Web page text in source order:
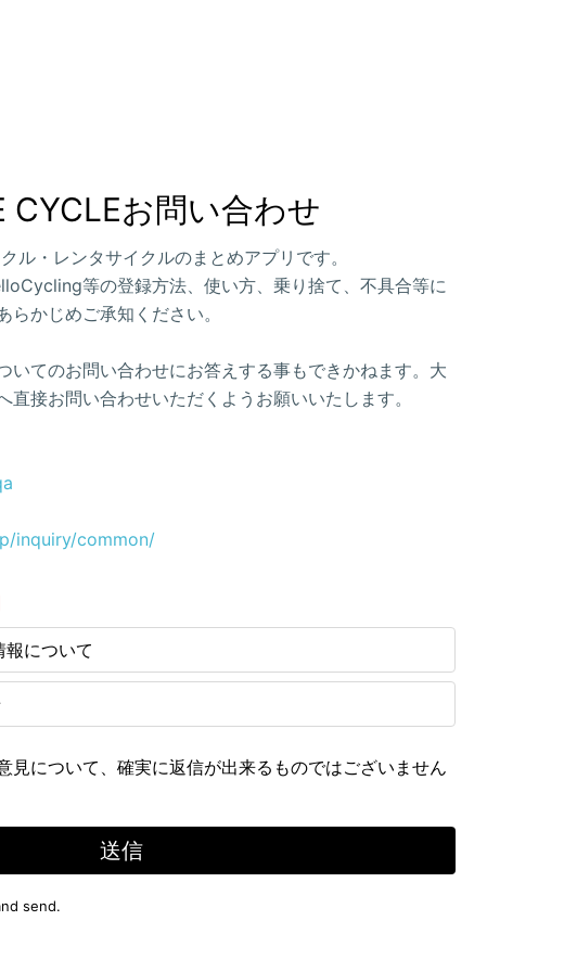
CYCLEお問い合わせ
ル・レンタサイクルのまとめアプリです。
等の登録方法、使い方、乗り捨て、不具合等に
かじめご承知ください。
いてのお問い合わせにお答えする事もできかねます。大
直接お問い合わせいただくようお願いいたします。
inquiry/common/
報について
見について、確実に返信が出来るものではございません
送信
send.